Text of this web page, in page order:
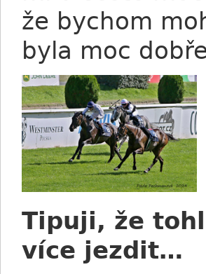
že bychom
byla moc
Tipuji, že
více jezdit…